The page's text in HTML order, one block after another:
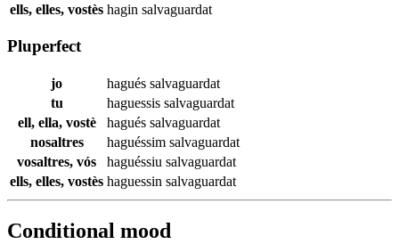
ells, elles, vostès hagin salvaguardat
Pluperfect
jo hagués salvaguardat
tu
haguessis salvaguardat
ell, ella, vostè
hagués salvaguardat
nosaltres
haguéssim salvaguardat
vosaltres, vós
haguéssiu salvaguardat
ells, elles, vostès haguessin salvaguardat
Conditional mood